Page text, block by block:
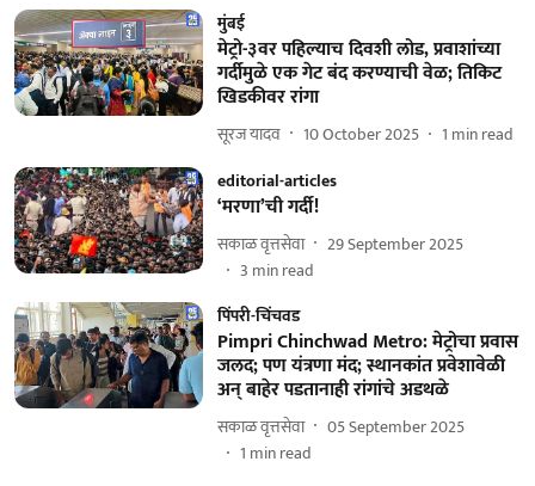
मुंबई
मेट्रो-३वर पहिल्याच दिवशी लोड, प्रवाशांच्या
गर्दीमुळे एक गेट बंद करण्याची वेळ; तिकिट
खिडकीवर रांगा
सूरज यादव 10 October 2025 1 min read
editorial-articles
‘मरणा’ची गर्दी!
सकाळ वृत्तसेवा
29 September 2025
3 min read
पिंपरी-चिंचवड
Pimpri Chinchwad Metro: मेट्रोचा प्रवास
जलद; पण यंत्रणा मंद; स्थानकांत प्रवेशावेळी
अन् बाहेर पडतानाही रांगांचे अडथळे
सकाळ वृत्तसेवा
05 September 2025
1 min read